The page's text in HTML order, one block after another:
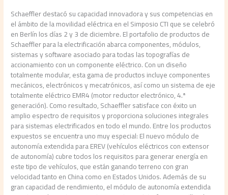
Schaeffler destacó su capacidad innovadora y sus competencias en
el ámbito de la movilidad eléctrica en el Simposio CTI que se celebró
en Berlín los días 2 y 3 de diciembre. El portafolio de productos de
Schaeffler para la electrificación abarca componentes, módulos,
sistemas y software asociado para todas las topografías de
accionamiento con un componente eléctrico. Con un diseño
totalmente modular, esta gama de productos incluye componentes
mecánicos, electrónicos y mecatrónicos, así como un sistema de eje
totalmente eléctrico EMR4 (motor reductor electrónico, 4.ª
generación). Como resultado, Schaeffler satisface con éxito un
amplio espectro de requisitos y proporciona soluciones integrales
para sistemas electrificados en todo el mundo. Entre los productos
expuestos se encuentra uno muy especial: El nuevo módulo de
autonomía extendida para EREV (vehículos eléctricos con extensor
de autonomía) cubre todos los requisitos para generar energía en
este tipo de vehículos, que están ganando terreno con gran
velocidad tanto en China como en Estados Unidos. Además de su
gran capacidad de rendimiento, el módulo de autonomía extendida